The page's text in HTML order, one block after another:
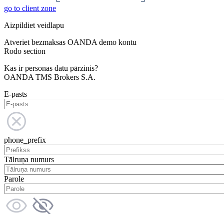
go to client zone
Aizpildiet veidlapu
Atveriet bezmaksas OANDA demo kontu
Rodo section
Kas ir personas datu pārzinis?
OANDA TMS Brokers S.A.
E-pasts
phone_prefix
Tālruņa numurs
Parole